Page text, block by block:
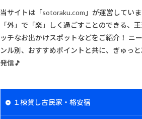
当サイトは「sotoraku.com」が運営していま
「外」で「楽」しく過ごすことのできる、
ッチなお出かけスポットなどをご紹介！ ニ
ンル別、おすすめポイントと共に、ぎゅっ
発信🎵
１棟貸し古民家・格安宿